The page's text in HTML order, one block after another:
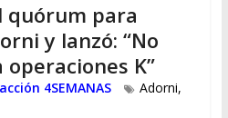
quórum para
y lanzó: “No
K”
4SEMANAS Adorni,